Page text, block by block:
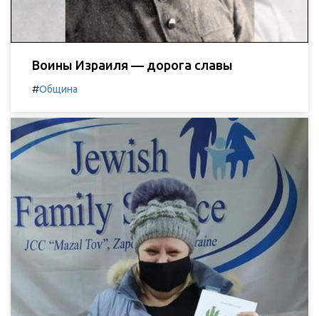
Воины Израиля — дорога славы
#Община